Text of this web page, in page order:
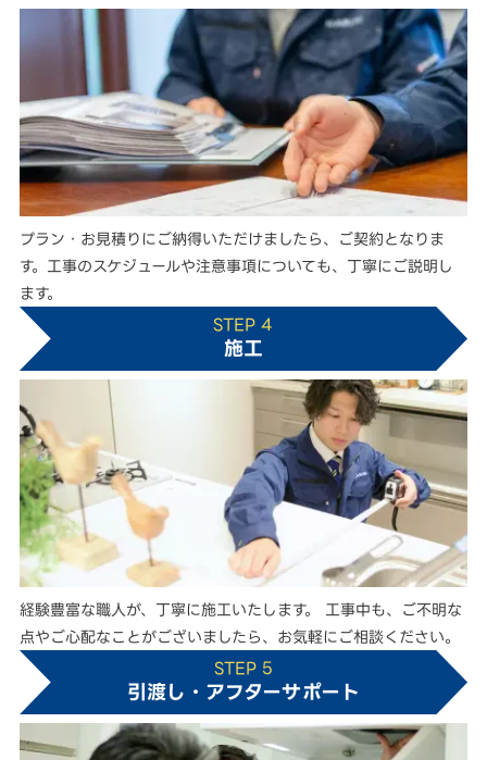
プラン・お見積りにご納得いただけましたら、ご契約となりま
す。工事のスケジュールや注意事項についても、丁寧にご説明し
ます。
STEP 4
施工
経験豊富な職人が、丁寧に施工いたします。 工事中も、ご不明な
点やご心配なことがございましたら、お気軽にご相談ください。
STEP 5
引渡し・アフターサポート